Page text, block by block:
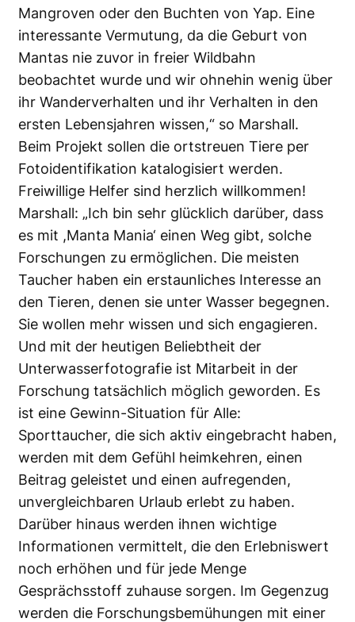
Mangroven oder den Buchten von Yap. Eine
interessante Vermutung, da die Geburt von
Mantas nie zuvor in freier Wildbahn
beobachtet wurde und wir ohnehin wenig über
ihr Wanderverhalten und ihr Verhalten in den
ersten Lebensjahren wissen,“ so Marshall.
Beim Projekt sollen die ortstreuen Tiere per
Fotoidentifikation katalogisiert werden.
Freiwillige Helfer sind herzlich willkommen!
Marshall: „Ich bin sehr glücklich darüber, dass
es mit ,Manta Mania‘ einen Weg gibt, solche
Forschungen zu ermöglichen. Die meisten
Taucher haben ein erstaunliches Interesse an
den Tieren, denen sie unter Wasser begegnen.
Sie wollen mehr wissen und sich engagieren.
Und mit der heutigen Beliebtheit der
Unterwasserfotografie ist Mitarbeit in der
Forschung tatsächlich möglich geworden. Es
ist eine Gewinn-Situation für Alle:
Sporttaucher, die sich aktiv eingebracht haben,
werden mit dem Gefühl heimkehren, einen
Beitrag geleistet und einen aufregenden,
unvergleichbaren Urlaub erlebt zu haben.
Darüber hinaus werden ihnen wichtige
Informationen vermittelt, die den Erlebniswert
noch erhöhen und für jede Menge
Gesprächsstoff zuhause sorgen. Im Gegenzug
werden die Forschungsbemühungen mit einer